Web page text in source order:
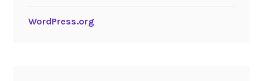
WordPress.org